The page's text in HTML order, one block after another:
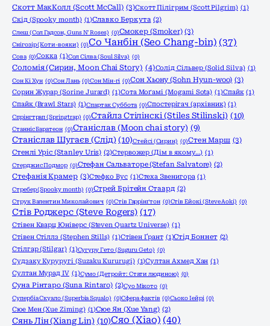
Скотт МакКолл (Scott McCall) (3)Скотт Пілігрим (Scott Pilgrim) (1)
Скід (Spooky month) (1)Славко Беркута (2)
Слеш (Сол Гадсон, Guns N' Roses) (0)Смокер (Smoker) (3)
Снігозір (Коти-вояки) (0)Со Чанбін (Seo Chang-bin) (37)
Сова (0)Сокка (1)Сол Сілва (Soul Silva) (0)
Соломія (Сирин, Moon Chai Story) (4)Солід Сільвер (Solid Silva) (1)
Сон Кі Хун (0)Сон Лань (0)Сон Мін-гі (0)Сон Хьону (Sohn Hyun-woo) (3)
Сорин Журар (Sorine Jurard) (1)Сота Моґамі (Mogami Sota) (1)Спайк (1)
Спайк (Brawl Stars) (1)Спартак Суббота (0)Спостерігач (архівник) (1)
Спрінгтрап (Springtrap) (0)Стайлз Стілінскі (Stiles Stilinski) (10)
Станніс Баратеон (0)Станіслав (Moon chai story) (9)
Станіслав Шугаєв (Слід) (10)Стейсі (Сирин) (0)Стен Марш (3)
Стенлі Уріс (Stanley Uris) (2)Стервожер (Дім в якому…) (1)
Стерджис Подмор (0)Стефан Сальваторе (Stefan Salvatore) (2)
Стефанія Крамер (3)Стефко Вус (1)Стеха Звенигора (1)
Стребер (Spooky month) (0)Стрей Брітейн Стаард (2)
Струк Валентин Миколайович (0)Стів Гаррінґтон (0)Стів Ейокі (Steve Aoki) (0)
Стів Роджерс (Steve Rogers) (17)
Стівен Кварц Юніверс (Steven Quartz Universe) (1)
Стівен Стіллз (Stephen Stills) (1)Стівен Ґрант (1)Стід Боннет (2)
Стілгар (Stilgar) (1)Сугуру Гето (Suguru Geto) (0)
Судзаку Куруругі (Suzaku Kururugi) (1)Султан Ахмед Хан (1)
Султан Мурад IV (1)Сумо (Детройт: Стати людиною) (0)
Суна Рінтаро (Suna Rintaro) (2)Суо Мікото (0)
Супербіа Скуало (Superbia Squalo) (0)Сфера фактів (0)Сьоко Іейрі (0)
Сюе Мен (Xue Ziming) (1)Сюе Ян (Xue Yang) (2)
Сянь Лін (Xiang Lin) (10)Сяо (Xiao) (40)